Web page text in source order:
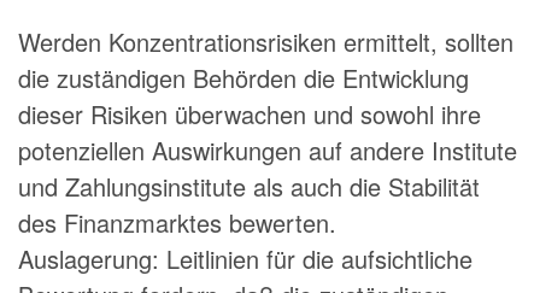
Werden Konzentrationsrisiken ermittelt, sollten
die zuständigen Behörden die Entwicklung
dieser Risiken überwachen und sowohl ihre
potenziellen Auswirkungen auf andere Institute
und Zahlungsinstitute als auch die Stabilität
des Finanzmarktes bewerten.
Auslagerung: Leitlinien für die aufsichtliche